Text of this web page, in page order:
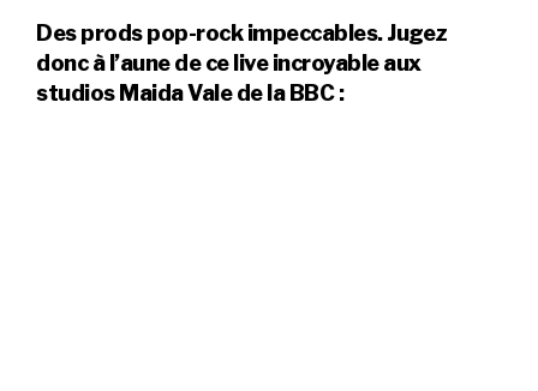
Des prods pop-rock impeccables. Jugez
donc à l’aune de ce live incroyable aux
studios Maida Vale de la BBC :